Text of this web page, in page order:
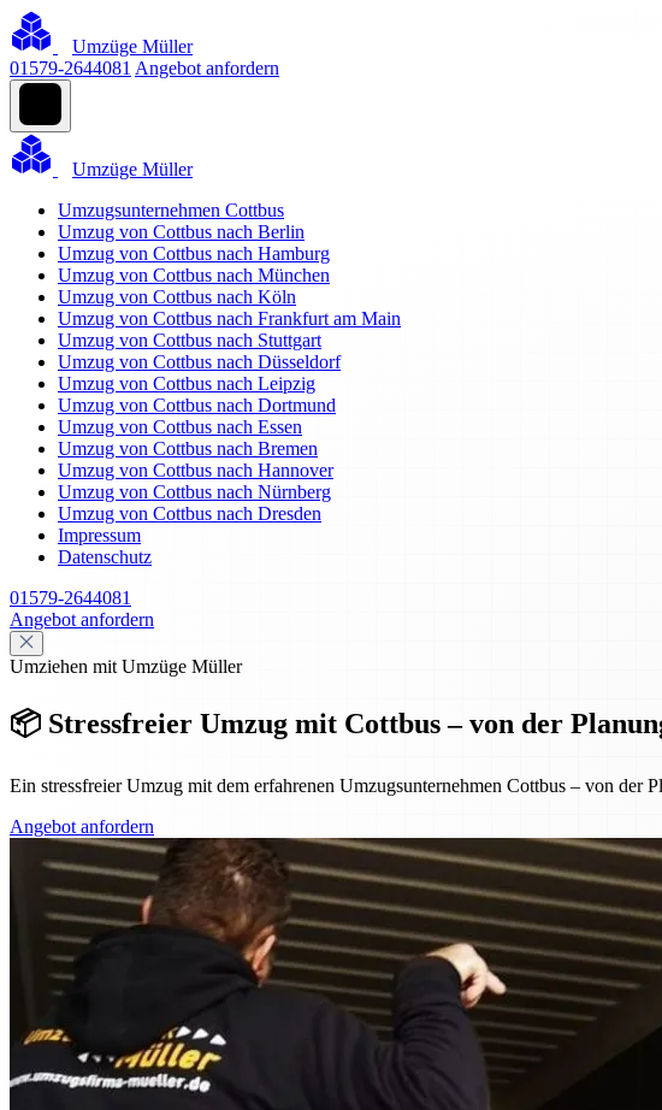
Umzüge Müller
01579-2644081 Angebot anfordern
Umzüge Müller
Umzugsunternehmen Cottbus
Umzug von Cottbus nach Berlin
Umzug von Cottbus nach Hamburg
Umzug von Cottbus nach München
Umzug von Cottbus nach Köln
Umzug von Cottbus nach Frankfurt am Main
Umzug von Cottbus nach Stuttgart
Umzug von Cottbus nach Düsseldorf
Umzug von Cottbus nach Leipzig
Umzug von Cottbus nach Dortmund
Umzug von Cottbus nach Essen
Umzug von Cottbus nach Bremen
Umzug von Cottbus nach Hannover
Umzug von Cottbus nach Nürnberg
Umzug von Cottbus nach Dresden
Impressum
Datenschutz
01579-2644081
Angebot anfordern
Umziehen mit Umzüge Müller
📦 Stressfreier Umzug mit Cottbus – von der
Ein stressfreier Umzug mit dem erfahrenen Umzugsunternehmen Cottbus – von
Angebot anfordern